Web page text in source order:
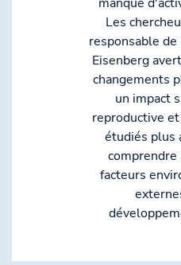
Les
responsable
Eisenberg
changements
un impact
reproductive
étudiés plus
facteurs